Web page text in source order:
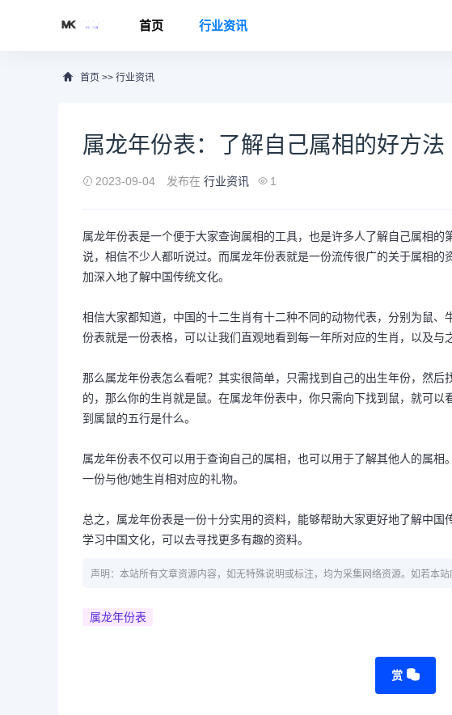
首页 行业资讯
首页 >> 行业资讯
属龙年份表：了解自己属相的好方法
2023-09-04 发布在 行业资讯 1
属龙年份表是一个便于大家查询属相的工具，也是许多人了解自己属相
说，相信不少人都听说过。而属龙年份表就是一份流传很广的关于属相
加深入地了解中国传统文化。
相信大家都知道，中国的十二生肖有十二种不同的动物代表，分别为鼠
份表就是一份表格，可以让我们直观地看到每一年所对应的生肖，以及与
那么属龙年份表怎么看呢？其实很简单，只需找到自己的出生年份，然
的，那么你的生肖就是鼠。在属龙年份表中，你只需向下找到鼠，就可
到属鼠的五行是什么。
属龙年份表不仅可以用于查询自己的属相，也可以用于了解其他人的属
一份与他/她生肖相对应的礼物。
总之，属龙年份表是一份十分实用的资料，能够帮助大家更好地了解中
学习中国文化，可以去寻找更多有趣的资料。
声明：本站所有文章资源内容，如无特殊说明或标注，均为采集网络资源。如若本
属龙年份表
赏